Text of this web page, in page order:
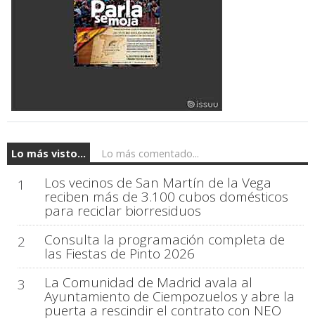
Lo más visto... Lo más comentado...
1 Los vecinos de San Martín de la Vega
reciben más de 3.100 cubos domésticos
para reciclar biorresiduos
2
Consulta la programación completa de
las Fiestas de Pinto 2026
3
La Comunidad de Madrid avala al
Ayuntamiento de Ciempozuelos y abre la
puerta a rescindir el contrato con NEO